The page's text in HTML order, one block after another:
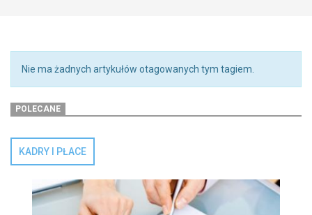
Nie ma żadnych artykułów otagowanych tym tagiem.
POLECANE
KADRY I PŁACE